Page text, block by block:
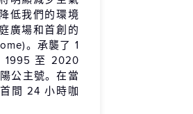
08:00 18:00
低我們的環境
廣場和首創的
。承襲了 1
1995 至 2020
公主號。在當
間 24 小時咖